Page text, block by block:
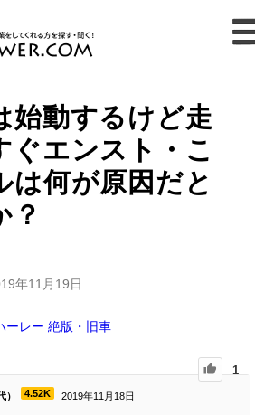
始動するけど走
ぐエンスト・こ
は何が原因だと
？
年11月19日
ーレー 絶版・旧車
1
4.52K 2019年11月18日